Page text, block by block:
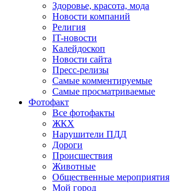
Здоровье, красота, мода
Новости компаний
Религия
IT-новости
Калейдоскоп
Новости сайта
Пресс-релизы
Самые комментируемые
Самые просматриваемые
Фотофакт
Все фотофакты
ЖКХ
Нарушители ПДД
Дороги
Происшествия
Животные
Общественные мероприятия
Мой город